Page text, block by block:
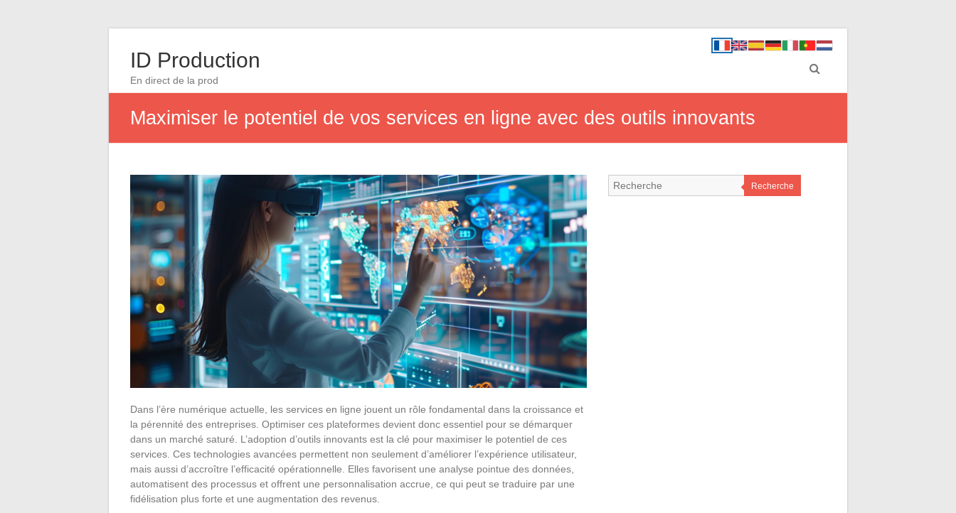
ID Production
En direct de la prod
Maximiser le potentiel de vos services en ligne avec des outils innovants
Dans l’ère numérique actuelle, les services en ligne jouent un rôle fondamental dans la croissance et
la pérennité des entreprises. Optimiser ces plateformes devient donc essentiel pour se démarquer
dans un marché saturé. L’adoption d’outils innovants est la clé pour maximiser le potentiel de ces
services. Ces technologies avancées permettent non seulement d’améliorer l’expérience utilisateur,
mais aussi d’accroître l’efficacité opérationnelle. Elles favorisent une analyse pointue des données,
automatisent des processus et offrent une personnalisation accrue, ce qui peut se traduire par une
fidélisation plus forte et une augmentation des revenus.
Recherche